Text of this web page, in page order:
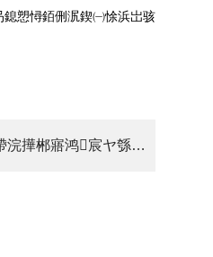
愬憳銆侀泦鍥㈠悇浜岀骇
涓嬩竴绡囷細鍖椾含鍖栧伐闆嗗洟鍙紑鍐呮帶浣撶郴寤鸿宸ヤ綔閮ㄧ讲浼?/a>